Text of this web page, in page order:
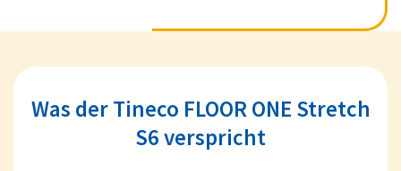
Was der Tineco FLOOR ONE Stretch
S6 verspricht